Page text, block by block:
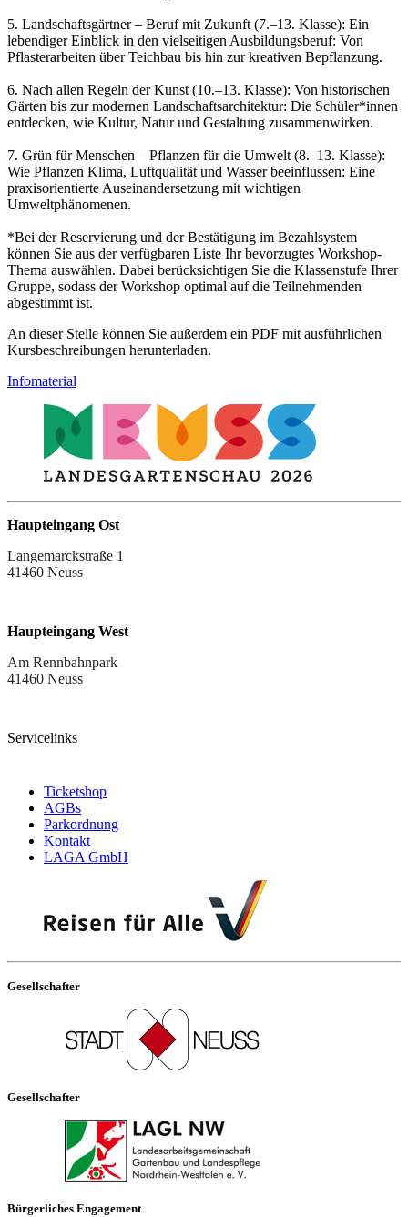
5. Landschaftsgärtner – Beruf mit Zukunft (7.–13. Klasse): Ein
lebendiger Einblick in den vielseitigen Ausbildungsberuf: Von
Pflasterarbeiten über Teichbau bis hin zur kreativen Bepflanzung.
6. Nach allen Regeln der Kunst (10.–13. Klasse): Von historischen
Gärten bis zur modernen Landschaftsarchitektur: Die Schüler*innen
entdecken, wie Kultur, Natur und Gestaltung zusammenwirken.
7. Grün für Menschen – Pflanzen für die Umwelt (8.–13. Klasse):
Wie Pflanzen Klima, Luftqualität und Wasser beeinflussen: Eine
praxisorientierte Auseinandersetzung mit wichtigen
Umweltphänomenen.
*Bei der Reservierung und der Bestätigung im Bezahlsystem
können Sie aus der verfügbaren Liste Ihr bevorzugtes Workshop-
Thema auswählen. Dabei berücksichtigen Sie die Klassenstufe Ihrer
Gruppe, sodass der Workshop optimal auf die Teilnehmenden
abgestimmt ist.
An dieser Stelle können Sie außerdem ein PDF mit ausführlichen
Kursbeschreibungen herunterladen.
Infomaterial
Haupteingang Ost
Langemarckstraße 1
41460 Neuss
Haupteingang West
Am Rennbahnpark
41460 Neuss
Servicelinks
Ticketshop
AGBs
Parkordnung
Kontakt
LAGA GmbH
Gesellschafter
Gesellschafter
Bürgerliches Engagement